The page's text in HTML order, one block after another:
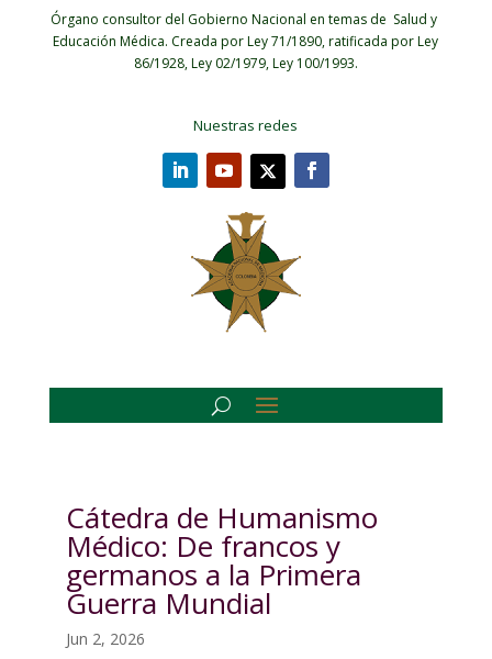
Órgano consultor del Gobierno Nacional en temas de Salud y
Educación Médica. Creada por Ley 71/1890, ratificada por Ley
86/1928, Ley 02/1979, Ley 100/1993.
Nuestras redes
Cátedra de Humanismo
Médico: De francos y
germanos a la Primera
Guerra Mundial
Jun 2, 2026